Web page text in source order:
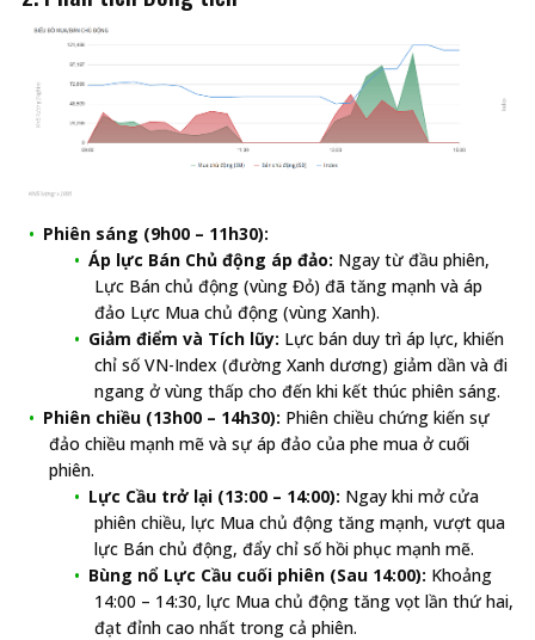
Phiên sáng (9h00 – 11h30):
Áp lực Bán Chủ động áp đảo: Ngay từ đầu phiên,
Lực Bán chủ động (vùng Đỏ) đã tăng mạnh và áp
đảo Lực Mua chủ động (vùng Xanh).
Giảm điểm và Tích lũy: Lực bán duy trì áp lực, khiến
chỉ số VN-Index (đường Xanh dương) giảm dần và đi
ngang ở vùng thấp cho đến khi kết thúc phiên sáng.
Phiên chiều (13h00 – 14h30): Phiên chiều chứng kiến sự
đảo chiều mạnh mẽ và sự áp đảo của phe mua ở cuối
phiên.
Lực Cầu trở lại (13:00 – 14:00): Ngay khi mở cửa
phiên chiều, lực Mua chủ động tăng mạnh, vượt qua
lực Bán chủ động, đẩy chỉ số hồi phục mạnh mẽ.
Bùng nổ Lực Cầu cuối phiên (Sau 14:00): Khoảng
14:00 – 14:30, lực Mua chủ động tăng vọt lần thứ hai,
đạt đỉnh cao nhất trong cả phiên.